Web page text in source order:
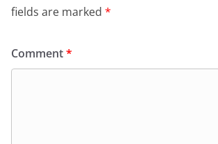
fields are marked *
Comment*